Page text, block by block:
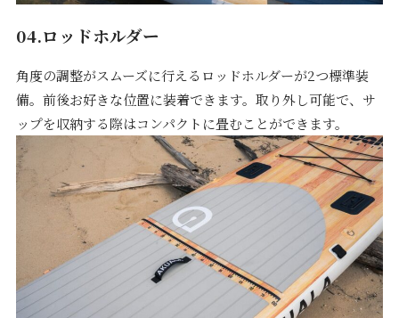
04.ロッドホルダー
角度の調整がスムーズに行えるロッドホルダーが2つ標準装
備。前後お好きな位置に装着できます。取り外し可能で、サ
ップを収納する際はコンパクトに畳むことができます。